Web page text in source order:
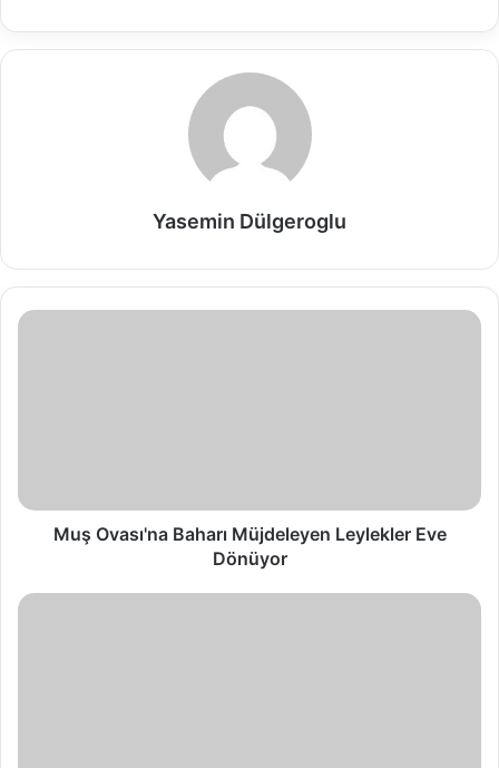
Yasemin Dülgeroglu
Muş Ovası'na Baharı Müjdeleyen Leylekler Eve
Dönüyor